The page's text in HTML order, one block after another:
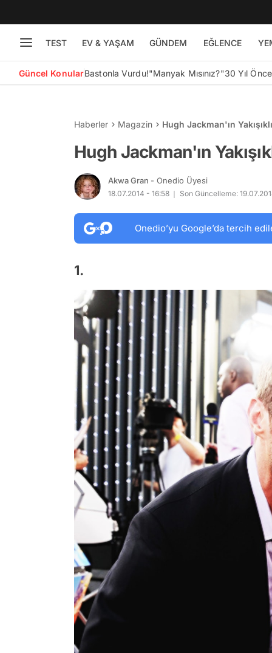
TEST EV & YAŞAM GÜNDEM EĞLENCE
Güncel KonularBastonla Vurdu!"Manyak Mısınız?"30 Yıl
Haberler Magazin Hugh Jackman'ın
Hugh Jackman'ın
Akwa Gran - Onedio Üyesi
18.07.2014 - 16:58 Son Güncelleme:
Onedio’yu Google’da tercih
1.